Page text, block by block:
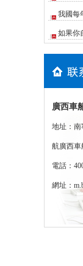
我國每
如果你
廣西車
地址：南
航廣西車
電話：
網址：